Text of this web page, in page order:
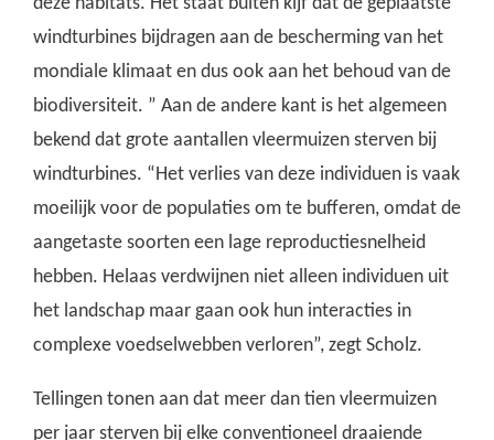
windturbines bijdragen aan de bescherming van het
mondiale klimaat en dus ook aan het behoud van de
biodiversiteit. ” Aan de andere kant is het algemeen
bekend dat grote aantallen vleermuizen sterven bij
windturbines. “Het verlies van deze individuen is vaak
moeilijk voor de populaties om te bufferen, omdat de
aangetaste soorten een lage reproductiesnelheid
hebben. Helaas verdwijnen niet alleen individuen uit
het landschap maar gaan ook hun interacties in
complexe voedselwebben verloren”, zegt Scholz.
Tellingen tonen aan dat meer dan tien vleermuizen
per jaar sterven bij elke conventioneel draaiende